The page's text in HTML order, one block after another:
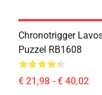
Chronotrigger
Puzzel RB1608
€ 21,98 - € 40,02